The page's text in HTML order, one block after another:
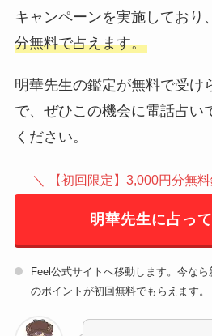
キャンペーンを実施しており
分無料で占えます。
明華先生の鑑定が無料で受け
で、ぜひこの機会に電話占い
ください。
＼ 【初回限定】3,000円分無
明華先生に占っ
Feel公式サイトへ移動します。今な
のポイントが初回無料でもらえます。